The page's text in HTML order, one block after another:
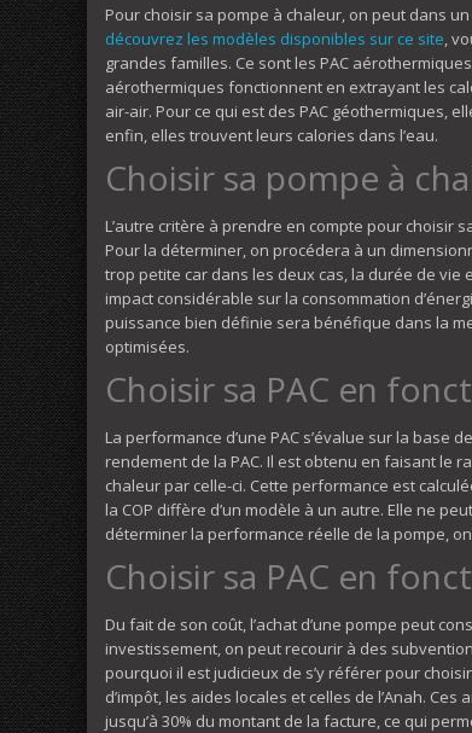
Pour choisir sa pompe à chaleur, on peut dans
découvrez les modèles disponibles sur ce site,
grandes familles. Ce sont les PAC
aérothermiques fonctionnent en extrayant les
air-air. Pour ce qui est des PAC géothermiques,
enfin, elles trouvent leurs calories dans l’eau.
Choisir sa pompe à
L’autre critère à prendre en compte pour choisir
Pour la déterminer, on procédera à un
trop petite car dans les deux cas, la durée de vie
impact considérable sur la consommation
puissance bien définie sera bénéfique dans la
optimisées.
Choisir sa PAC en
La performance d’une PAC s’évalue sur la base
rendement de la PAC. Il est obtenu en faisant le
chaleur par celle-ci. Cette performance est
la COP diffère d’un modèle à un autre. Elle ne
déterminer la performance réelle de la pompe,
Choisir sa PAC en
Du fait de son coût, l’achat d’une pompe peut
investissement, on peut recourir à des
pourquoi il est judicieux de s’y référer pour
d’impôt, les aides locales et celles de l’Anah.
jusqu’à 30% du montant de la facture, ce qui